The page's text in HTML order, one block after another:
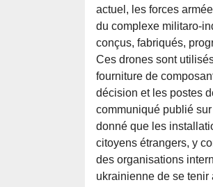
actuel, les forces
du complexe militaro-
conçus, fabriqués,
Ces drones sont
fourniture de
décision et les postes
communiqué publié
donné que les
citoyens étrangers, y
des organisations
ukrainienne de se tenir